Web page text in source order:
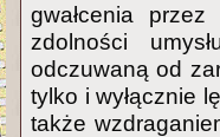
gwałcenia
zdolności
odczuwaną od
tylko i wyłącznie
także